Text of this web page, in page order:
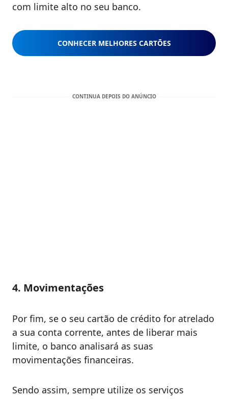
com limite alto no seu banco.
CONHECER MELHORES CARTÕES
4. Movimentações
Por fim, se o seu cartão de crédito for atrelado
a sua conta corrente, antes de liberar mais
limite, o banco analisará as suas
movimentações financeiras.
Sendo assim, sempre utilize os serviços